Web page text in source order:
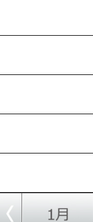
会場:
入場料
日
2/1
入